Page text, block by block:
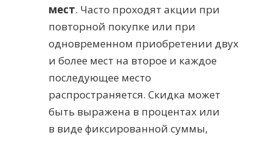
мест. Часто проходят акции при
повторной покупке или при
одновременном приобретении двух
и более мест на второе и каждое
последующее место
распространяется. Скидка может
быть выражена в процентах или
в виде фиксированной суммы,